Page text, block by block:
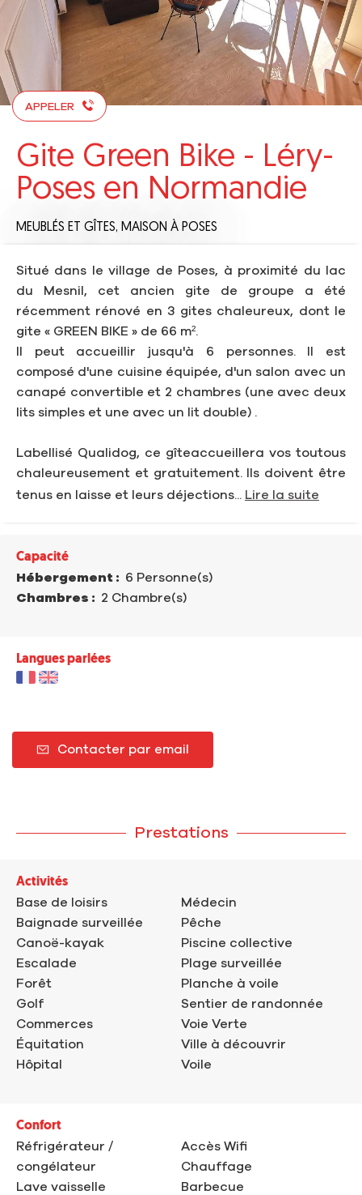
APPELER
Gite Green Bike - Léry-
Poses en Normandie
MEUBLÉS ET GÎTES, MAISON À POSES
Situé dans le village de Poses, à proximité du lac
du Mesnil, cet ancien gite de groupe a été
récemment rénové en 3 gites chaleureux, dont le
gite « GREEN BIKE » de 66 m².
Il peut accueillir jusqu'à 6 personnes. Il est
composé d'une cuisine équipée, d'un salon avec un
canapé convertible et 2 chambres (une avec deux
lits simples et une avec un lit double) .
Labellisé Qualidog, ce gîteaccueillera vos toutous
chaleureusement et gratuitement. Ils doivent être
tenus en laisse et leurs déjections... Lire la suite
Capacité
Hébergement : 6 Personne(s)
Chambres : 2 Chambre(s)
Langues parlées
Contacter par email
Prestations
Activités
Base de loisirs
Baignade surveillée
Canoë-kayak
Escalade
Forêt
Golf
Commerces
Équitation
Hôpital
Médecin
Pêche
Piscine collective
Plage surveillée
Planche à voile
Sentier de randonnée
Voie Verte
Ville à découvrir
Voile
Confort
Réfrigérateur /
congélateur
Lave vaisselle
Accès Wifi
Chauffage
Barbecue